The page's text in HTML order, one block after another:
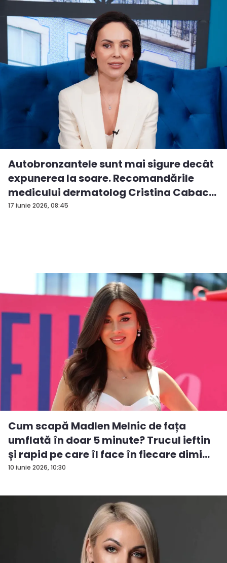
17 iunie 2026, 08:45
Autobronzantele sunt mai sigure decât
expunerea la soare. Recomandările
medicului dermatolog Cristina Cabac
-...
10 iunie 2026, 10:30
Cum scapă Madlen Melnic de fața
umflată în doar 5 minute? Trucul ieftin
și rapid pe care îl face în fiecare dimi...